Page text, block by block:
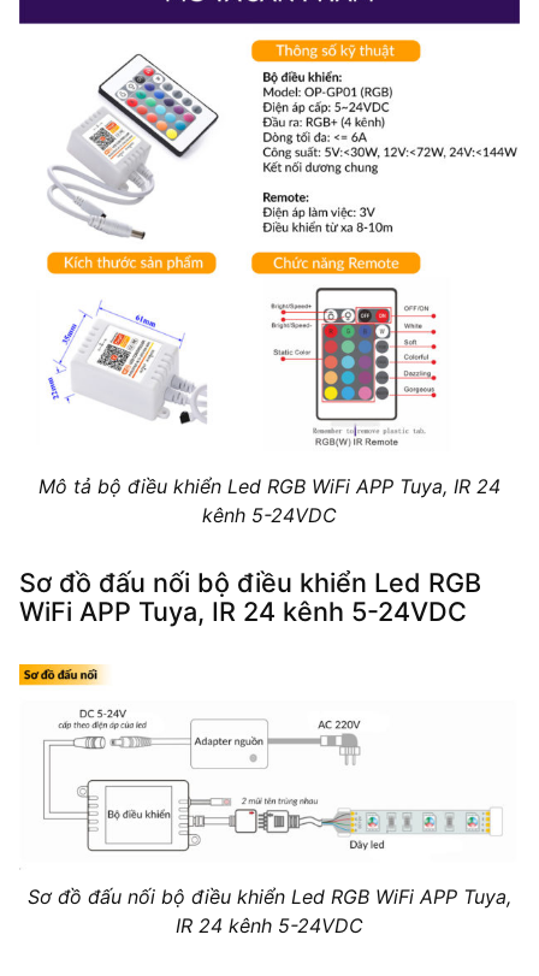
Mô tả bộ điều khiển Led RGB WiFi APP Tuya, IR 24
kênh 5-24VDC
Sơ đồ đấu nối bộ điều khiển Led RGB
WiFi APP Tuya, IR 24 kênh 5-24VDC
Sơ đồ đấu nối bộ điều khiển Led RGB WiFi APP Tuya,
IR 24 kênh 5-24VDC